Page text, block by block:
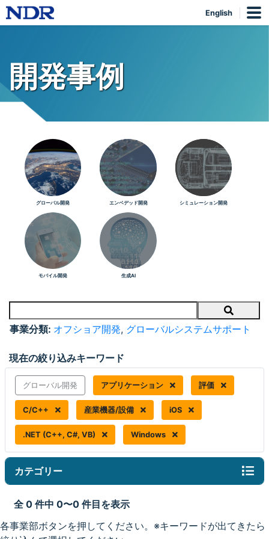
English
開発事例
グローバル開発 エンベデッド開発 シミュレーション開発
モバイル開発 生成AI
Search
事業分類: オフショア開発, グローバルシステムサポート
現在の絞り込みキーワード
グローバル開発 アプリケーション 評価
C/C++ 産業機器/設備 iOS
.NET (C++, C#, VB) Windows
カテゴリー
全 0 件中 0〜0 件目を表示
各事業部ボタンを押してください。※キーワードが出てきたら